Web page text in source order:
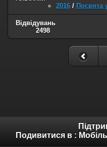
2016 / Посвята
Відвідувань
2498
Подивитися в :